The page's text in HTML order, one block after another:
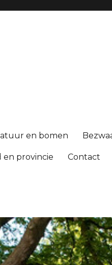
en bomen
en provincie Contact